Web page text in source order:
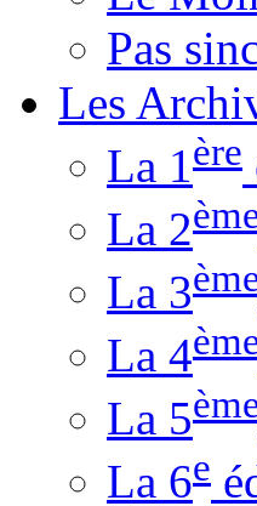
Pas
Les
La 1ère
La 2
La 3
La 4
La 5
La 6e